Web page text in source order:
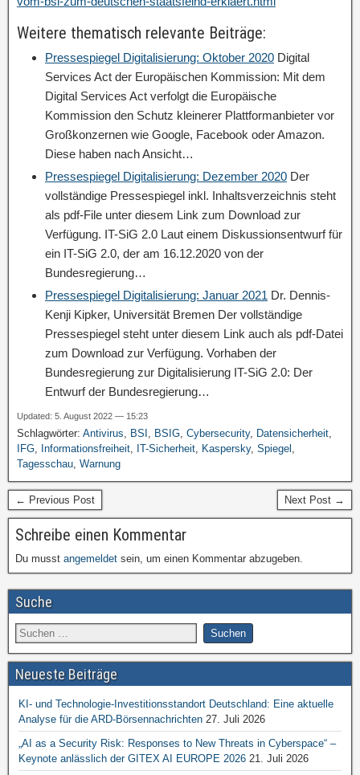
Weitere thematisch relevante Beiträge:
Pressespiegel Digitalisierung: Oktober 2020 Digital
Services Act der Europäischen Kommission: Mit dem
Digital Services Act verfolgt die Europäische
Kommission den Schutz kleinerer Plattformanbieter vor
Großkonzernen wie Google, Facebook oder Amazon.
Diese haben nach Ansicht…
Pressespiegel Digitalisierung: Dezember 2020 Der
vollständige Pressespiegel inkl. Inhaltsverzeichnis steht
als pdf-File unter diesem Link zum Download zur
Verfügung. IT-SiG 2.0 Laut einem Diskussionsentwurf für
ein IT-SiG 2.0, der am 16.12.2020 von der
Bundesregierung…
Pressespiegel Digitalisierung: Januar 2021 Dr. Dennis-
Kenji Kipker, Universität Bremen Der vollständige
Pressespiegel steht unter diesem Link auch als pdf-Datei
zum Download zur Verfügung. Vorhaben der
Bundesregierung zur Digitalisierung IT-SiG 2.0: Der
Entwurf der Bundesregierung…
Updated: 5. August 2022 — 15:23
Schlagwörter: Antivirus, BSI , BSIG, Cybersecurity, Datensicherheit,
IFG, Informationsfreiheit, IT-Sicherheit, Kaspersky, Spiegel ,
Tagesschau, Warnung
← Previous Post Next Post →
Schreibe einen Kommentar
Du musst angemeldet sein, um einen Kommentar abzugeben.
Suche
Neueste Beiträge
KI- und Technologie-Investitionsstandort Deutschland: Eine aktuelle
Analyse für die ARD-Börsennachrichten 27. Juli 2026
„AI as a Security Risk: Responses to New Threats in Cyberspace“ –
Keynote anlässlich der GITEX AI EUROPE 2026 21. Juli 2026